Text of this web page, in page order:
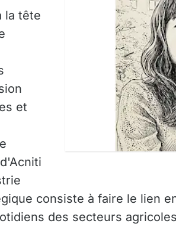
la tête
et
consiste à faire le lien
des secteurs